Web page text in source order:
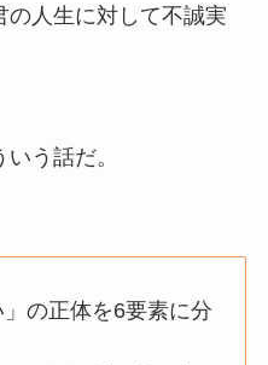
の人生に対して不誠実
う話だ。
」の正体を6要素に分